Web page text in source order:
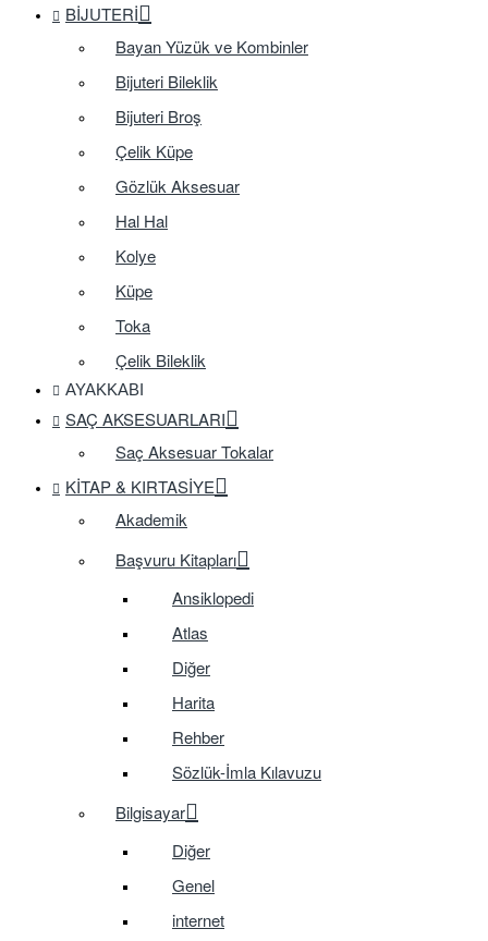
BIJUTERI
Bayan Yüzük ve Kombinler
Bijuteri Bileklik
Bijuteri Broş
Çelik Küpe
Gözlük Aksesuar
Hal Hal
Kolye
Küpe
Toka
Çelik Bileklik
AYAKKABI
SAÇ AKSESUARLARI
Saç Aksesuar Tokalar
KITAP & KIRTASIYE
Akademik
Başvuru Kitapları
Ansiklopedi
Atlas
Diğer
Harita
Rehber
Sözlük-İmla Kılavuzu
Bilgisayar
Diğer
Genel
internet